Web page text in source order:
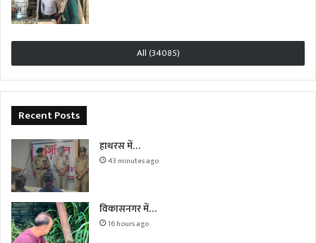
All (34085)
Recent Posts
हाथरस में…
43 minutes ago
विकासनगर में…
16 hours ago